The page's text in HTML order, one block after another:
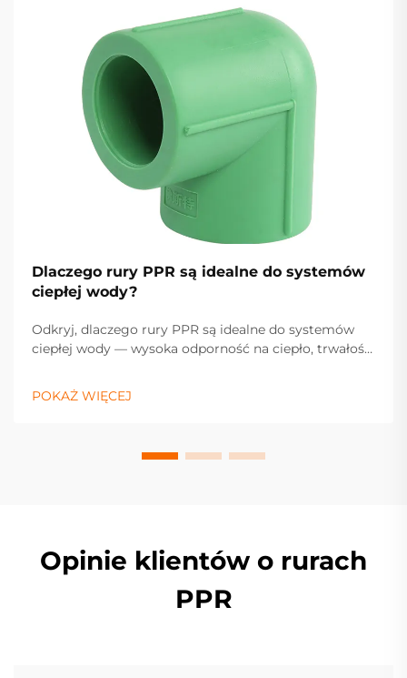
Dlaczego rury PPR są idealne do systemów
ciepłej wody?
Odkryj, dlaczego rury PPR są idealne do systemów
ciepłej wody — wysoka odporność na ciepło, trwałość
niezawodną pracę. Dowiedz się więcej.
POKAŻ WIĘCEJ
Opinie klientów o rurach
PPR